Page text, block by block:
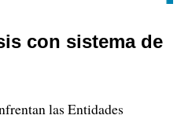
con sistema de
las Entidades